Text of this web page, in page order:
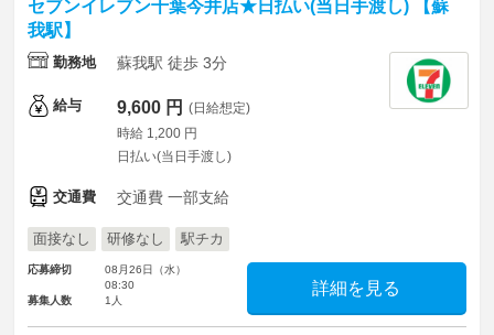
セブンイレブン千葉今井店★日払い(当日手渡し) 【蘇
我駅】
勤務地 蘇我駅 徒歩 3分
給与 9,600 円 (日給想定)
時給 1,200 円
日払い(当日手渡し)
交通費 交通費 一部支給
面接なし 研修なし 駅チカ
応募締切
08月26日（水）
08:30
募集人数
1人
詳細を見る